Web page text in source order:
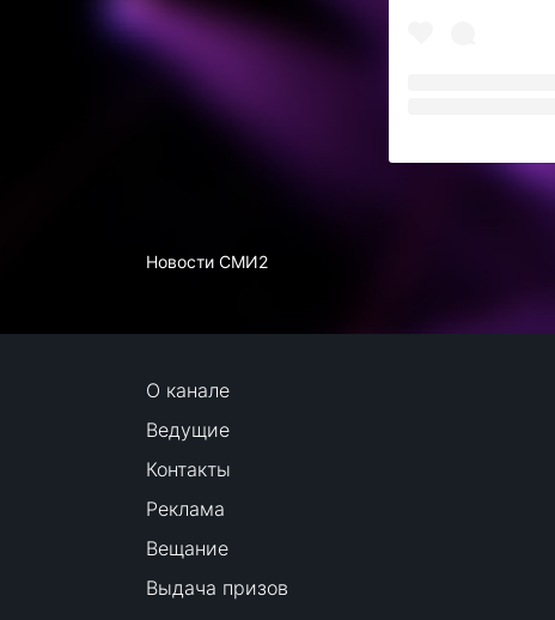
Новости СМИ2
О канале
Ведущие
Контакты
Реклама
Вещание
Выдача призов